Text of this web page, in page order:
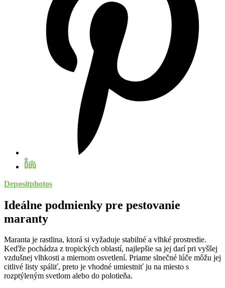
Depositphotos
Ideálne podmienky pre pestovanie
maranty
Maranta je rastlina, ktorá si vyžaduje stabilné a vlhké prostredie.
Keďže pochádza z tropických oblastí, najlepšie sa jej darí pri vyššej
vzdušnej vlhkosti a miernom osvetlení. Priame slnečné lúče môžu jej
citlivé listy spáliť, preto je vhodné umiestniť ju na miesto s
rozptýleným svetlom alebo do polotieňa.